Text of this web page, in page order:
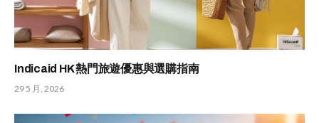
Indicaid HK 熱門旅遊優惠與選購指南
29 5 月, 2026